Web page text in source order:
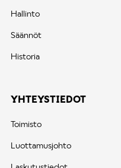
Hallinto
Säännöt
Historia
YHTEYSTIEDOT
Toimisto
Luottamusjohto